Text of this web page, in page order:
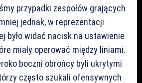
przypadki zespołów grających
jednak, w reprezentacji
było widać nacisk na ustawienie
miały operować między liniami.
boczni obrońcy byli ukrytymi
często szukali ofensywnych